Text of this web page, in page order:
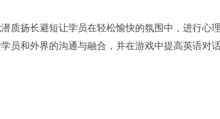
质扬长避短让学员在轻松愉快的氛围中，进行心理
员和外界的沟通与融合，并在游戏中提高英语对